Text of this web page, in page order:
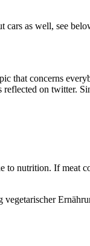
as well, see
that concerns
on twitter.
to nutrition. If meat